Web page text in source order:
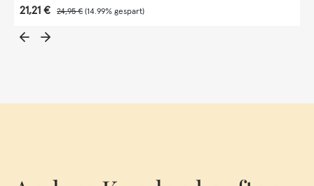
Verkaufspreis:
21,21 € Regulärer Preis:
24,95 € (14.99% gespart)